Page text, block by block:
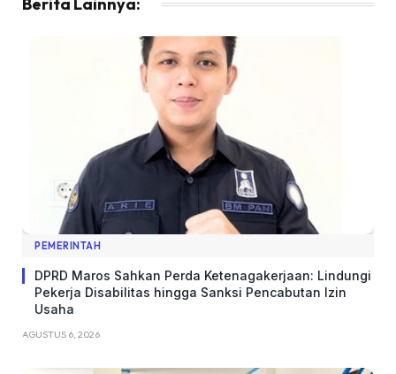
PEMERINTAH
DPRD Maros Sahkan Perda Ketenagakerjaan: Lindungi
Pekerja Disabilitas hingga Sanksi Pencabutan Izin
Usaha
AGUSTUS 6, 2026